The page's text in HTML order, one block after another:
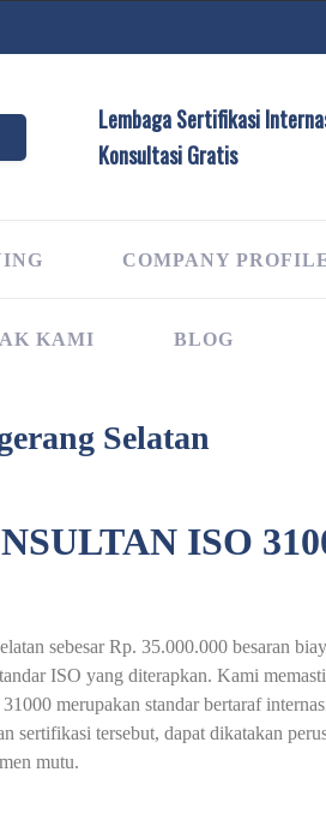
Lembaga Sertifikasi
Konsultasi Gratis
COMPANY
KAMI BLOG
Selatan
ISO
sebesar Rp. 35.000.000 besaran
ISO yang diterapkan. Kami
merupakan standar bertaraf
sertifikasi tersebut, dapat dikatakan
mutu.